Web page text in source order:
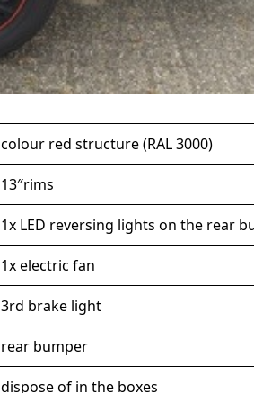
colour red structure (RAL 3000)
13″rims
1x LED reversing lights on the rear
1x electric fan
3rd brake light
rear bumper
dispose of in the boxes